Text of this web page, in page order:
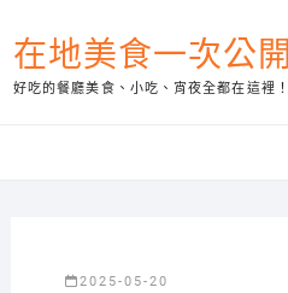
to
content
在地美食一次公開
好吃的餐廳美食、小吃、宵夜全都在這裡！
2025-05-20